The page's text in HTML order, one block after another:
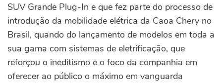
SUV Grande Plug-In e que fez parte do processo de
introdução da mobilidade elétrica da Caoa Chery no
Brasil, quando do lançamento de modelos em toda a
sua gama com sistemas de eletrificação, que
reforçou o ineditismo e o foco da companhia em
oferecer ao público o máximo em vanguarda